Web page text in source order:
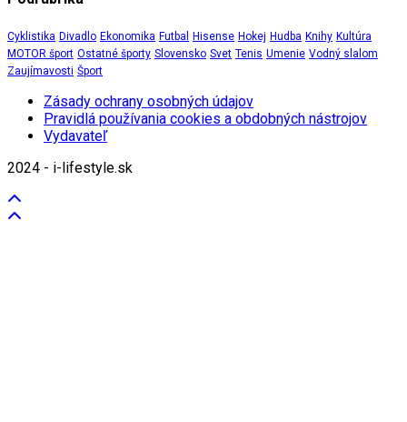
Cyklistika Divadlo Ekonomika Futbal Hisense Hokej Hudba Knihy Kultúra
MOTOR šport Ostatné športy Slovensko Svet Tenis Umenie Vodný slalom
Zaujímavosti Šport
Zásady ochrany osobných údajov
Pravidlá používania cookies a obdobných nástrojov
Vydavateľ
2024 - i-lifestyle.sk